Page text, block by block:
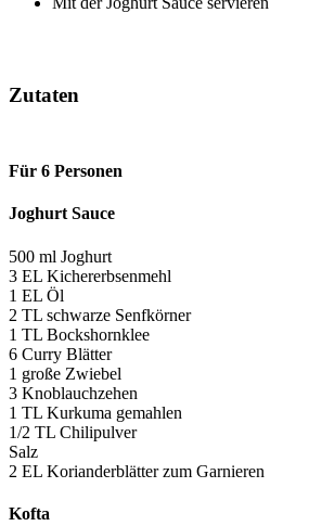
Zutaten
Für 6 Personen
Joghurt Sauce
500 ml Joghurt
3 EL Kichererbsenmehl
1 EL Öl
2 TL schwarze Senfkörner
1 TL Bockshornklee
6 Curry Blätter
1 große Zwiebel
3 Knoblauchzehen
1 TL Kurkuma gemahlen
1/2 TL Chilipulver
Salz
2 EL Korianderblätter zum Garnieren
Kofta